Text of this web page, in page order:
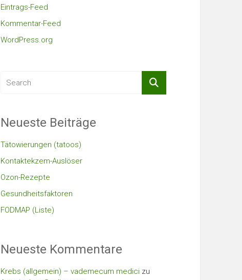
Eintrags-Feed
Kommentar-Feed
WordPress.org
Neueste Beiträge
Tätowierungen (tatoos)
Kontaktekzem-Auslöser
Ozon-Rezepte
Gesundheitsfaktoren
FODMAP (Liste)
Neueste Kommentare
Krebs (allgemein) – vademecum medici zu